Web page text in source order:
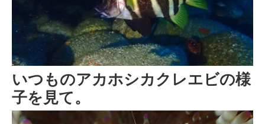
いつものアカホシカクレエビの様
子を見て。